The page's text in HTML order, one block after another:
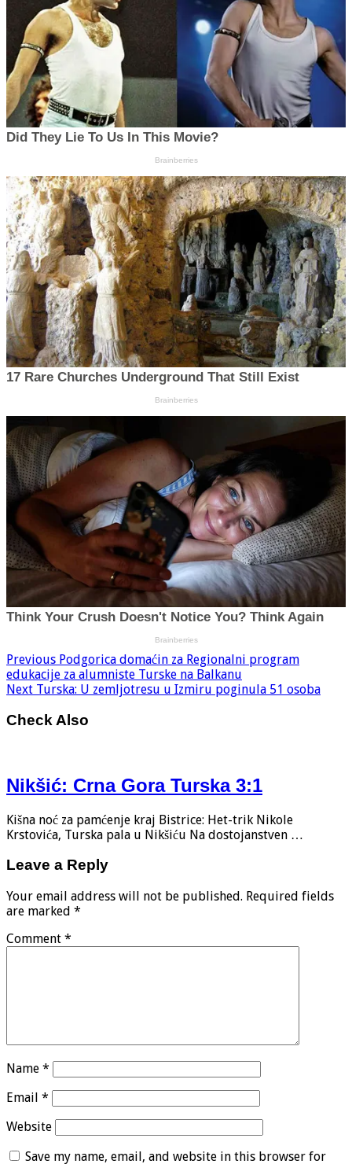
Previous Podgorica domaćin za Regionalni program
edukacije za alumniste Turske na Balkanu
Next Turska: U zemljotresu u Izmiru poginula 51 osoba
Check Also
Nikšić: Crna Gora Turska 3:1
Kišna noć za pamćenje kraj Bistrice: Het-trik Nikole
Krstovića, Turska pala u Nikšiću Na dostojanstven …
Leave a Reply
Your email address will not be published. Required fields
are marked *
Comment *
Name *
Email *
Website
Save my name, email, and website in this browser for